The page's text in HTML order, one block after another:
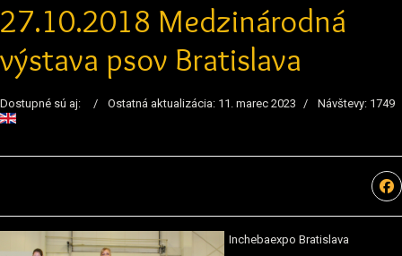
27.10.2018 Medzinárodná
výstava psov Bratislava
Dostupné sú aj: Ostatná aktualizácia: 11. marec 2023 Návštevy: 1749
Inchebaexpo Bratislava